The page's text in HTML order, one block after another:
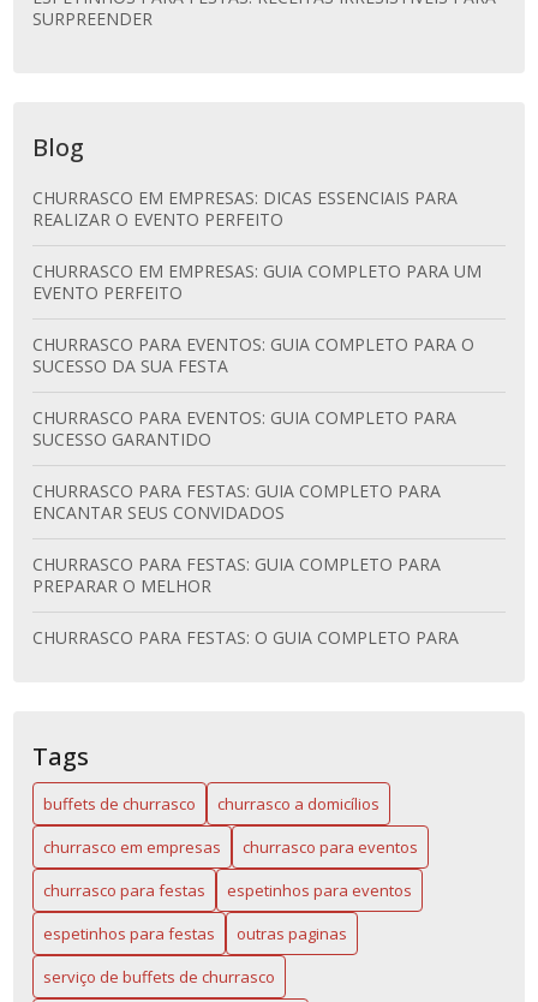
SURPREENDER
Blog
CHURRASCO EM EMPRESAS: DICAS ESSENCIAIS PARA
REALIZAR O EVENTO PERFEITO
CHURRASCO EM EMPRESAS: GUIA COMPLETO PARA UM
EVENTO PERFEITO
CHURRASCO PARA EVENTOS: GUIA COMPLETO PARA O
SUCESSO DA SUA FESTA
CHURRASCO PARA EVENTOS: GUIA COMPLETO PARA
SUCESSO GARANTIDO
CHURRASCO PARA FESTAS: GUIA COMPLETO PARA
ENCANTAR SEUS CONVIDADOS
CHURRASCO PARA FESTAS: GUIA COMPLETO PARA
PREPARAR O MELHOR
CHURRASCO PARA FESTAS: O GUIA COMPLETO PARA
DESCUBRA OS SEGREDOS DOS BUFFETS DE CHURRASCO
PERFEITOS
DICAS INFALÍVEIS PARA UM CHURRASCO CORPORATIVO
DE SUCESSO
DICAS PARA ESCOLHER O MELHOR SERVIÇO DE
CHURRASCO
Tags
buffets de churrasco
churrasco a domicílios
churrasco em empresas
churrasco para eventos
churrasco para festas
espetinhos para eventos
espetinhos para festas
outras paginas
serviço de buffets de churrasco